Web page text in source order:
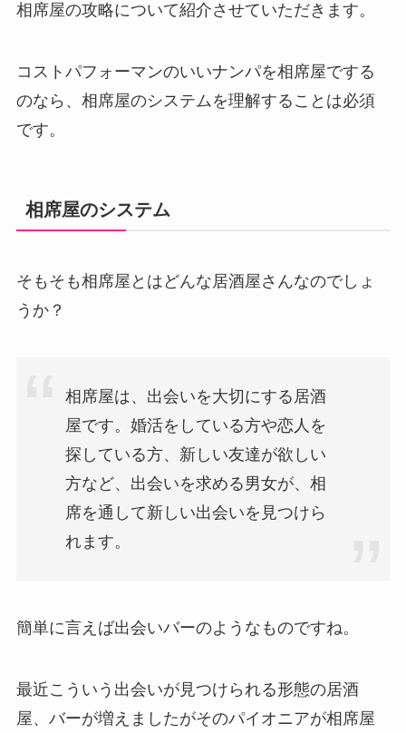
相席屋の攻略について紹介させていただきます。
コストパフォーマンのいいナンパを相席屋でする
のなら、相席屋のシステムを理解することは必須
です。
相席屋のシステム
そもそも相席屋とはどんな居酒屋さんなのでしょ
うか？
相席屋は、出会いを大切にする居酒
屋です。婚活をしている方や恋人を
探している方、 新しい友達が欲しい
方など、出会いを求める男女が、相
席を通して新しい出会いを見つけら
れます。
簡単に言えば出会いバーのようなものですね。
最近こういう出会いが見つけられる形態の居酒
屋、バーが増えましたがそのパイオニアが相席屋